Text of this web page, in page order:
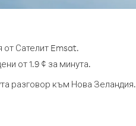
Сателит Emsat.
от 1.9 ¢ за минута.
разговор към Нова Зеландия.